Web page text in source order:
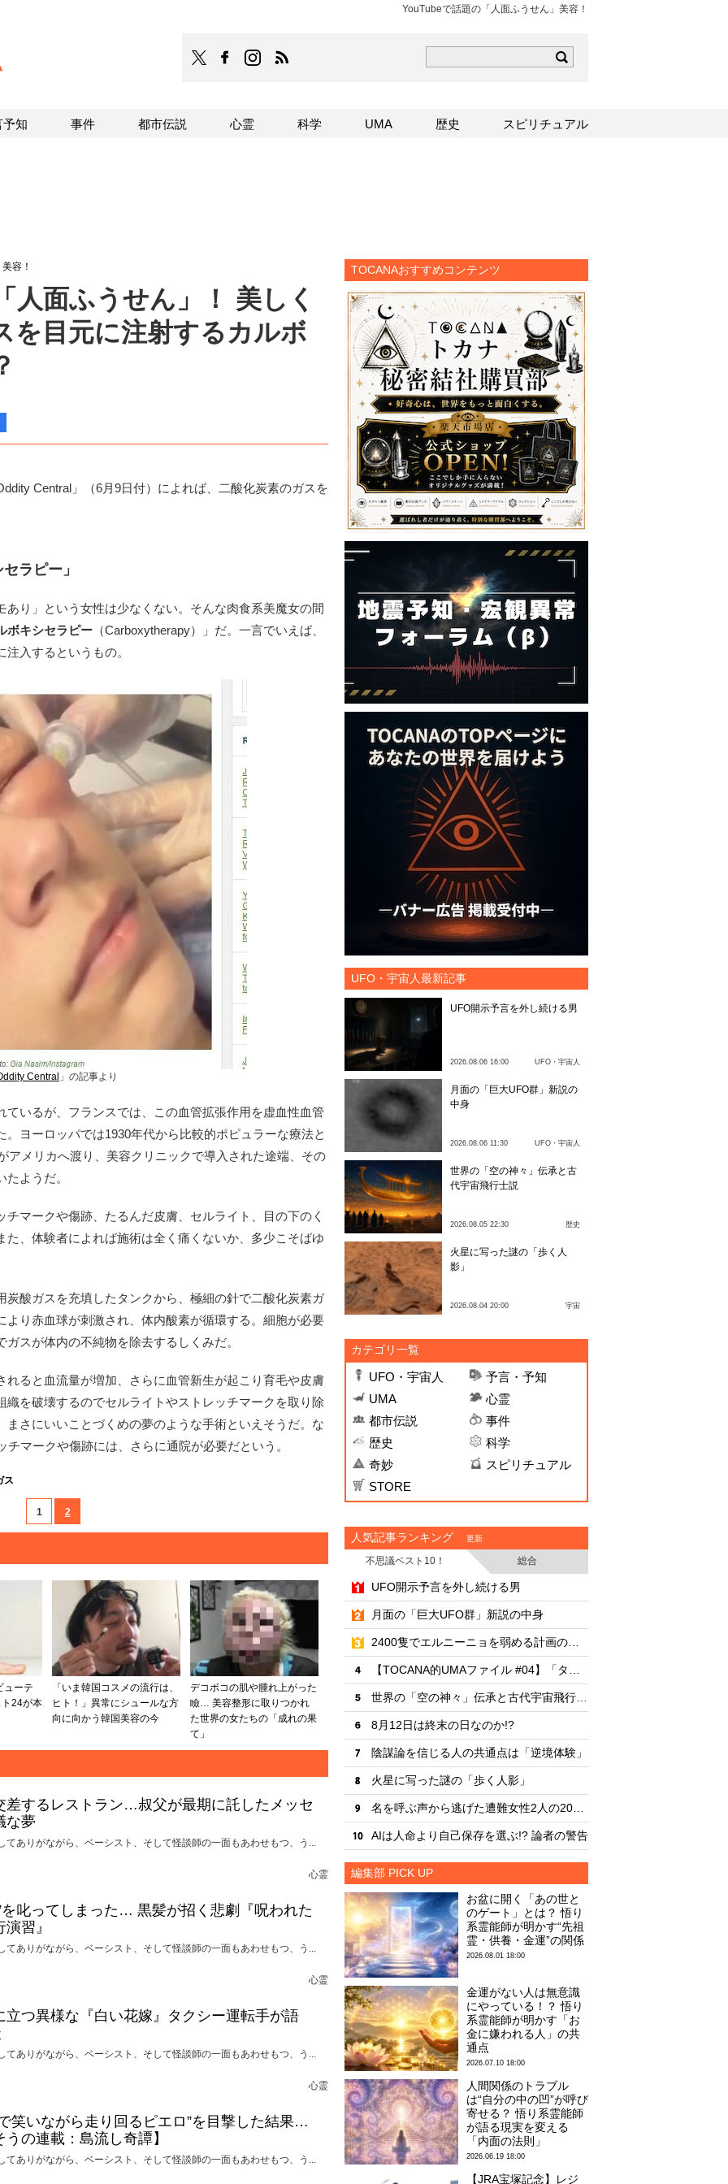
YouTubeで話題の「人面ふうせん」美容！
TOCANAのFacebookはこちら
TOCANAのinstagramはこちら
容！
人面ふうせん」！ 美しく
を目元に注射するカルボ
Central」（6月9日付）によれば、二酸化炭素のガスを
ラピー」
り」という女性は少なくない。そんな肉食系美魔女の間
ボキシセラピー （Carboxytherapy）」だ。一言でいえば、
入するというもの。
Central 」の記事より
いるが、フランスでは、この血管拡張作用を虚血性血管
ヨーロッパでは1930年代から比較的ポピュラーな療法と
アメリカへ渡り、美容クリニックで導入された途端、その
ようだ。
マークや傷跡、たるんだ皮膚、セルライト、目の下のく
、体験者によれば施術は全く痛くないか、多少こそばゆ
酸ガスを充填したタンクから、極細の針で二酸化炭素ガ
り赤血球が刺激され、体内酸素が循環する。細胞が必要
スが体内の不純物を除去するしくみだ。
ると血流量が増加、さらに血管新生が起こり育毛や皮膚
を破壊するのでセルライトやストレッチマークを取り除
さにいいことづくめの夢のような手術といえそうだ。な
マークや傷跡には、さらに通院が必要だという。
ス
1 2
ューテ
24が本
「いま韓国コスメの流行は、
ヒト！」異常にシュールな方
向に向かう韓国美容の今
デコボコの肌や腫れ上がった
瞼… 美容整形に取りつかれ
た世界の女たちの「成れの果
て」
差するレストラン…叔父が最期に託したメッセ
な夢
てありがながら、ベーシスト、そして怪談師の一面もあわせもつ、う...
心霊
を叱ってしまった… 黒髪が招く悲劇『呪われた
習』
てありがながら、ベーシスト、そして怪談師の一面もあわせもつ、う...
心霊
立つ異様な『白い花嫁』タクシー運転手が語
てありがながら、ベーシスト、そして怪談師の一面もあわせもつ、う...
心霊
笑いながら走り回るピエロ”を目撃した結果…
の連載：島流し奇譚】
てありがながら、ベーシスト、そして怪談師の一面もあわせもつ、う...
TOCANAおすすめコンテンツ
UFO・宇宙人最新記事
UFO開示予言を外し続ける男
2026.08.06 16:00 UFO・宇宙人
月面の「巨大UFO群」新説の
中身
2026.08.06 11:30 UFO・宇宙人
世界の「空の神々」伝承と古
代宇宙飛行士説
2026.08.05 22:30 歴史
火星に写った謎の「歩く人
影」
2026.08.04 20:00 宇宙
カテゴリ一覧
UFO・宇宙人
予言・予知
UMA
心霊
都市伝説
事件
歴史
科学
奇妙
スピリチュアル
STORE
人気記事ランキング 更新
不思議ベスト10！
総合
・
UFO開示予言を外し続ける男
・
月面の「巨大UFO群」新説の中身
・
・
・
・
8月12日は終末の日なのか!?
・
陰謀論を信じる人の共通点は「逆境体験」
・
火星に写った謎の「歩く人影」
・
・
AIは人命より自己保存を選ぶ!? 論者の警告
編集部 PICK UP
お盆に開く「あの世と
のゲート」とは？ 悟り
系霊能師が明かす“先祖
霊・供養・金運”の関係
2026.08.01 18:00
金運がない人は無意識
にやっている！？ 悟り
系霊能師が明かす「お
金に嫌われる人」の共
通点
2026.07.10 18:00
人間関係のトラブル
は“自分の中の凹”が呼び
寄せる？ 悟り系霊能師
が語る現実を変える
「内面の法則」
2026.06.19 18:00
【JRA宝塚記念】レジ
予知 事件 都市伝説 心霊 科学 UMA 歴史 スピリチュアル